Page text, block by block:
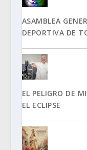
ASAMBLEA
DEPORTIVA DE
EL PELIGRO DE
EL ECLIPSE